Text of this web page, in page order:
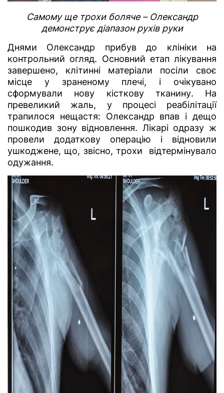
Самому ще трохи боляче – Олександр
демонструє діапазон рухів руки
Днями Олександр прибув до клініки на
контрольний огляд. Основний етап лікування
завершено, клітинні матеріали посіли своє
місце у зраненому плечі, і очікувано
сформували нову кісткову тканину. На
превеликий жаль, у процесі реабілітації
трапилося нещастя: Олександр впав і дещо
пошкодив зону відновлення. Лікарі одразу ж
провели додаткову операцію і відновили
ушкоджене, що, звісно, трохи відтермінувало
одужання.